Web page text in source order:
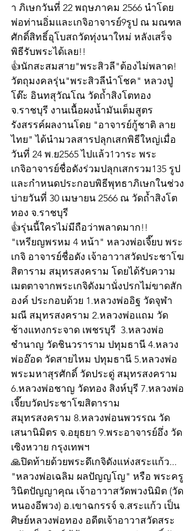
า ภิเษกวันที่ 22 พฤษภาคม 2566 นำโดย
พ่อท่านอิ่มและเกจิอาจารย์9รูป ณ มณฑล
ศักดิ์สิทธิ์อุโบสถวัดทุ่งนาใหม่ หลังเสร็จ
พิธีรับพระได้เลย!!
👍นักสะสมสาย"พระสิวลี"ต้องไม่พลาด!
วัตถุมงคลรุ่น"พระสิวลีนำโชค" หลวงปู่
โต๊ะ อินทสุวัณโณ วัดถ้ำสิงโตทอง
จ.ราชบุรี งานเนื้อผงน้ำมันเต็มสูตร
รังสรรค์ผลงานโดย "อาจารย์กู้ชาติ ลาย
ไทย" ได้นำมวลสารปลุกเสกพิธีใหญ่เมื่อ
วันที่ 24 พ.ย2565 ไปแล้ว1วาระ พระ
เกจิอาจารย์ชื่อดังร่วมปลุกเสกรวม135 รูป
และกำหนดประกอบพิธีพุทธาภิเษกในช่วง
บ่ายวันที่ 30 เมษายน 2566 ณ วัดถ้ำสิงโต
ทอง จ.ราชบุรี
👍รุ่นนี้ใครไม่มีถือว่าพลาดมาก!!
"เหรียญพรหม 4 หน้า" หลวงพ่อเจี๊ยบ พระ
เกจิ อาจารย์ชื่อดัง เจ้าอาวาสวัดประชาโฆ
สิตาราม สมุทรสงคราม โดยได้รับความ
เมตตาจากพระเกจิดังมานั่งปรกไม่ขาดสัก
องค์ ประกอบด้วย 1.หลวงพ่ออิฐ วัดจุฬา
มณี สมุทรสงคราม 2.หลวงพ่อแถม วัด
ช้างแทงกระจาด เพชรบุรี  3.หลวงพ่อ
ชำนาญ วัดชินวราราม ปทุมธานี 4.หลวง
พ่ออ๊อด วัดสายไหม ปทุมธานี 5.หลวงพ่อ
พระมหาสุรศักดิ์ วัดประดู่ สมุทรสงคราม
6.หลวงพ่อชาญ วัดทอง สิงห์บุรี 7.หลวงพ่อ
เจี๊ยบวัดประชาโฆสิตาราม
สมุทรสงคราม 8.หลวงพ่อนพวรรณ วัด
เสนานิมิตร จ.อยุธยา 9.พระอาจารย์อึ่ง วัด
เซิงหวาย กรุงเทพฯ
🙏ปิดท้ายด้วยพระดึเกจิดังแห่งสระแก้ว...
"หลวงพ่อเฉลิม ผลปัญญโญ" หรือ พระครู
วินิตปัญญาคุณ เจ้าอาวาสวัดพวงนิมิต (วัด
หนองอีพวง) อ.เขาฉกรรจ์ จ.สระแก้ว เป็น
ศิษย์หลวงพ่อทอง อดีตเจ้าอาวาสวัดสระ